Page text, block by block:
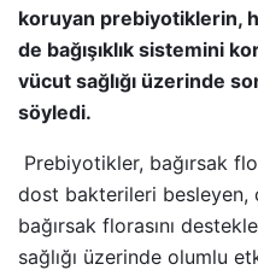
koruyan prebiyotiklerin,
de bağışıklık sistemini
vücut sağlığı üzerinde
söyledi.
Prebiyotikler, bağırsak
dost bakterileri besleyen,
bağırsak florasını
sağlığı üzerinde olumlu